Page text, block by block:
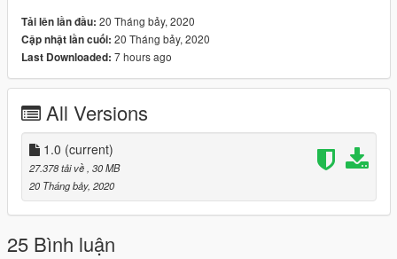
Files "washington.yft, washington_hi.yft, washington.ytd" - to
replace along the way:
\Grand Theft Auto V\mods\x64e.rpf\levels\gta5\vehicles.rpf\
--
https://vk.com/dag.drive1
Tải lên lần đầu: 20 Tháng bảy, 2020
Cập nhật lần cuối: 20 Tháng bảy, 2020
Last Downloaded: 7 hours ago
All Versions
1.0 (current)
27.378 tải về , 30 MB
20 Tháng bảy, 2020
25 Bình luận